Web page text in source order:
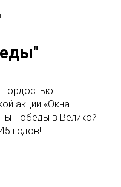
гордостью
акции «Окна
Победы в Великой
годов!